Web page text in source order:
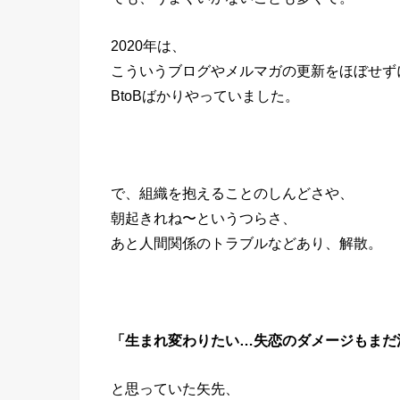
2020年は、
こういうブログやメルマガの更新をほぼせず
BtoBばかりやっていました。
で、組織を抱えることのしんどさや、
朝起きれね〜というつらさ、
あと人間関係のトラブルなどあり、解散。
「生まれ変わりたい…失恋のダメージもま
と思っていた矢先、